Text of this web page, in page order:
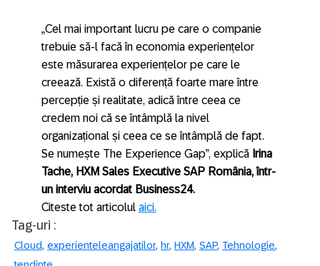
„Cel mai important lucru pe care o companie
trebuie să-l facă în economia experiențelor
este măsurarea experiențelor pe care le
creează. Există o diferență foarte mare între
percepție și realitate, adică între ceea ce
credem noi că se întâmplă la nivel
organizațional și ceea ce se întâmplă de fapt.
Se numește The Experience Gap”, explică Irina
Tache, HXM Sales Executive SAP România, într-
un interviu acordat Business24.
Citeste tot articolul aici.
Tag-uri :
Cloud experienteleangajatilor hr HXM SAP Tehnologie